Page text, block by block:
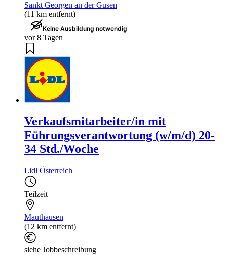
Sankt Georgen an der Gusen
(11 km entfernt)
Keine Ausbildung notwendig
vor 8 Tagen
Verkaufsmitarbeiter/in mit
Führungsverantwortung (w/m/d) 20-
34 Std./Woche
Lidl Österreich
Teilzeit
Mauthausen
(12 km entfernt)
siehe Jobbeschreibung